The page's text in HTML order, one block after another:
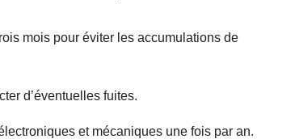
mois pour éviter les accumulations de
d’éventuelles fuites.
et mécaniques une fois par an.